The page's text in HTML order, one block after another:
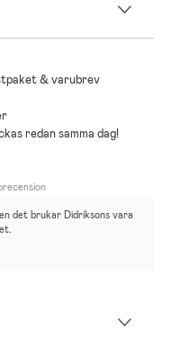
& varubrev
redan samma dag!
det brukar Didriksons vara